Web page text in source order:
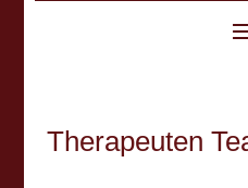
Therapeuten